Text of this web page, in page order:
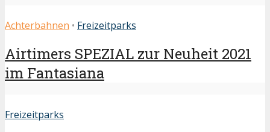
Achterbahnen • Freizeitparks
Airtimers SPEZIAL zur Neuheit 2021
im Fantasiana
Freizeitparks